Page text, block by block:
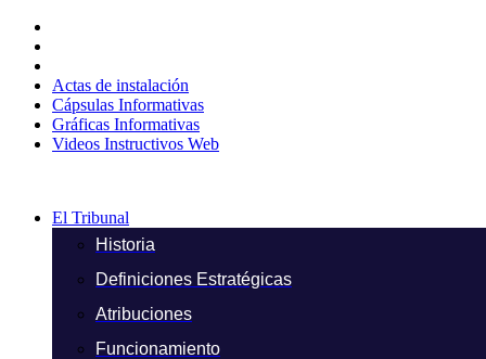
contenido
Actas de instalación
Cápsulas Informativas
Gráficas Informativas
Videos Instructivos Web
El Tribunal
Historia
Definiciones Estratégicas
Atribuciones
Funcionamiento